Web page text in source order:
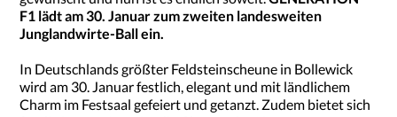
F1 lädt am 30. Januar zum zweiten landesweiten
Junglandwirte-Ball ein.
In Deutschlands größter Feldsteinscheune in Bollewick
wird am 30. Januar festlich, elegant und mit ländlichem
Charm im Festsaal gefeiert und getanzt. Zudem bietet sich